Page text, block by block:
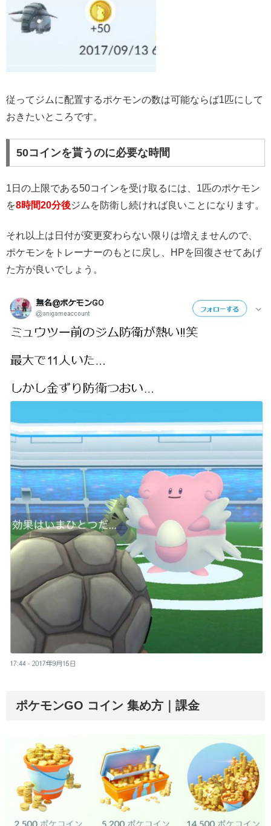
従ってジムに配置するポケモンの数は可能ならば1匹にして
おきたいところです。
50コインを貰うのに必要な時間
1日の上限である50コインを受け取るには、1匹のポケモン
を8時間20分後ジムを防衛し続ければ良いことになります。
それ以上は日付が変更変わらない限りは増えませんので、
ポケモンをトレーナーのもとに戻し、HPを回復させてあげ
た方が良いでしょう。
ポケモンGO コイン 集め方｜課金